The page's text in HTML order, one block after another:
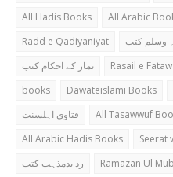
All Hadis Books
All Arabic
Radd e Qadiyaniyat
وسلم کتب
نماز کے احکام کتب
Rasail e
books
Dawateislami Books
فتاوی اہلسنت
All Tasawwuf
All Arabic Hadis Books
Seerat
رد بدمذہب کتب
Ramazan Ul